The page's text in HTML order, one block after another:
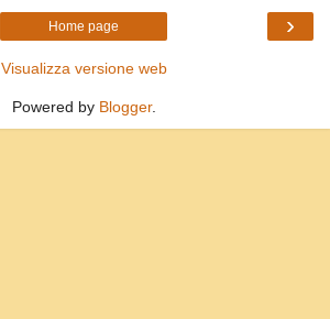
›
Home page
Visualizza versione web
Powered by Blogger.